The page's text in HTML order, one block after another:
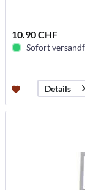
10.90 CHF
Sofort
Details